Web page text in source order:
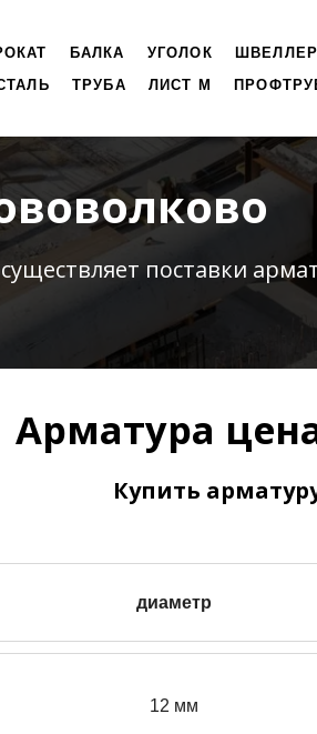
БАЛКА УГОЛОК
ШВЕЛЛЕР
ТРУБА ЛИСТ М
поставки
Арматура
Купить
диаметр
12 мм